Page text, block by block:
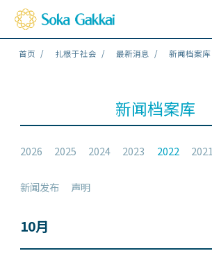
首页 扎根于社会 最新消息 新闻档案库
新闻档案库
2026 2025 2024 2023 2022 2021
新闻发布 声明
10月